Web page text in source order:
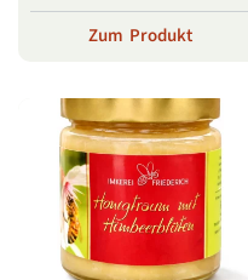
Zum Produkt